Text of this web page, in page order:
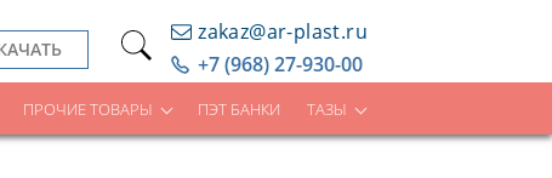
zakaz@ar-plast.ru
+7 (968) 27-930-00
ПРОЧИЕ ТОВАРЫ ПЭТ БАНКИ ТАЗЫ